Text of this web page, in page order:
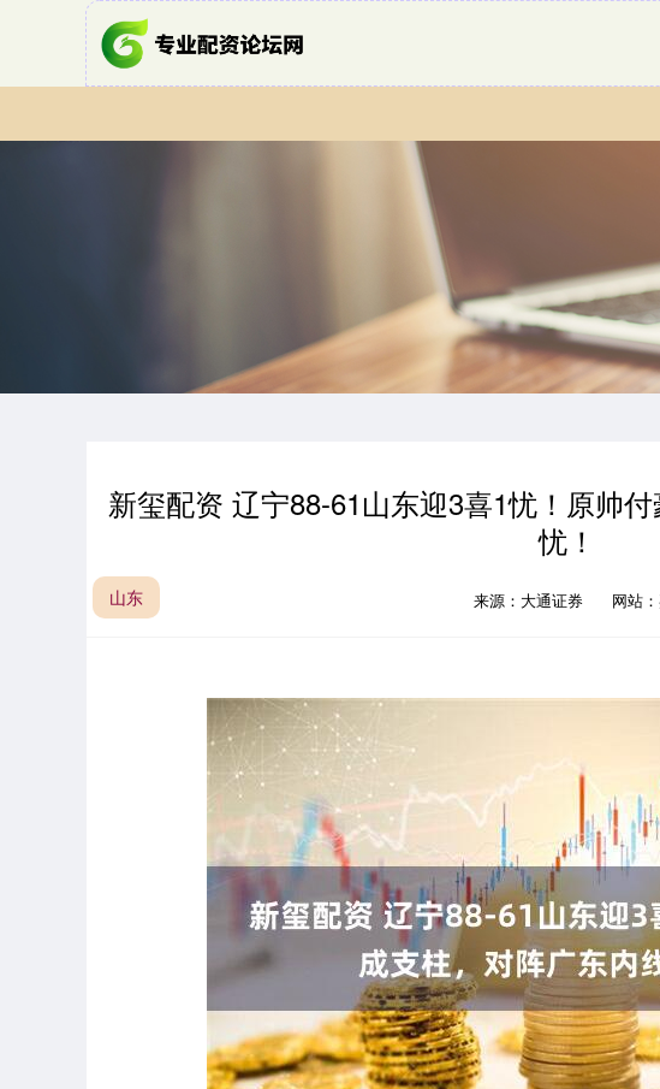
新玺配资 辽宁88-61山东迎3喜1忧！原帅
忧！
山东 来源：大通证券 网站